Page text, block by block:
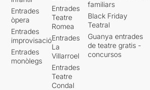
Entrades
òpera
Entrades
improvisació
Entrades
monòlegs
Entrades
Teatre
Romea
Entrades
La
Villarroel
Entrades
Teatre
Condal
familiars
Black Friday
Teatral
Guanya entrades
de teatre gratis -
concursos